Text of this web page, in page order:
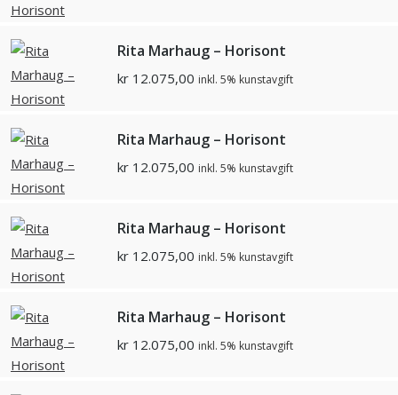
Rita Marhaug – Horisont
kr 12.075,00 inkl. 5% kunstavgift
Rita Marhaug – Horisont
kr 12.075,00 inkl. 5% kunstavgift
Rita Marhaug – Horisont
kr 12.075,00 inkl. 5% kunstavgift
Rita Marhaug – Horisont
kr 12.075,00 inkl. 5% kunstavgift